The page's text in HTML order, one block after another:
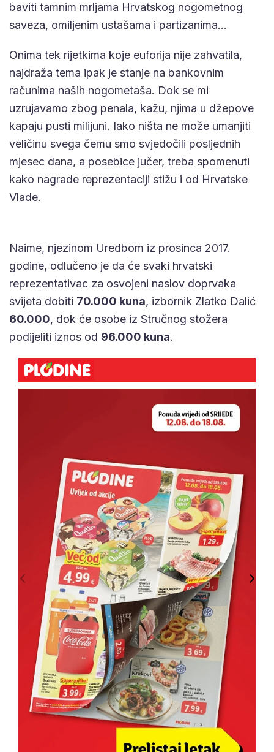
baviti tamnim mrljama Hrvatskog nogometnog
saveza, omiljenim ustašama i partizanima…
Onima tek rijetkima koje euforija nije zahvatila,
najdraža tema ipak je stanje na bankovnim
računima naših nogometaša. Dok se mi
uzrujavamo zbog penala, kažu, njima u džepove
kapaju pusti milijuni. Iako ništa ne može umanjiti
veličinu svega čemu smo svjedočili posljednih
mjesec dana, a posebice jučer, treba spomenuti
kako nagrade reprezentaciji stižu i od Hrvatske
Vlade.
Naime, njezinom Uredbom iz prosinca 2017.
godine, odlučeno je da će svaki hrvatski
reprezentativac za osvojeni naslov doprvaka
svijeta dobiti 70.000 kuna, izbornik Zlatko Dalić
60.000, dok će osobe iz Stručnog stožera
podijeliti iznos od 96.000 kuna.